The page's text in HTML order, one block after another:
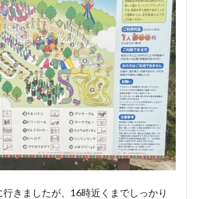
きましたが、16時近くまでしっかり